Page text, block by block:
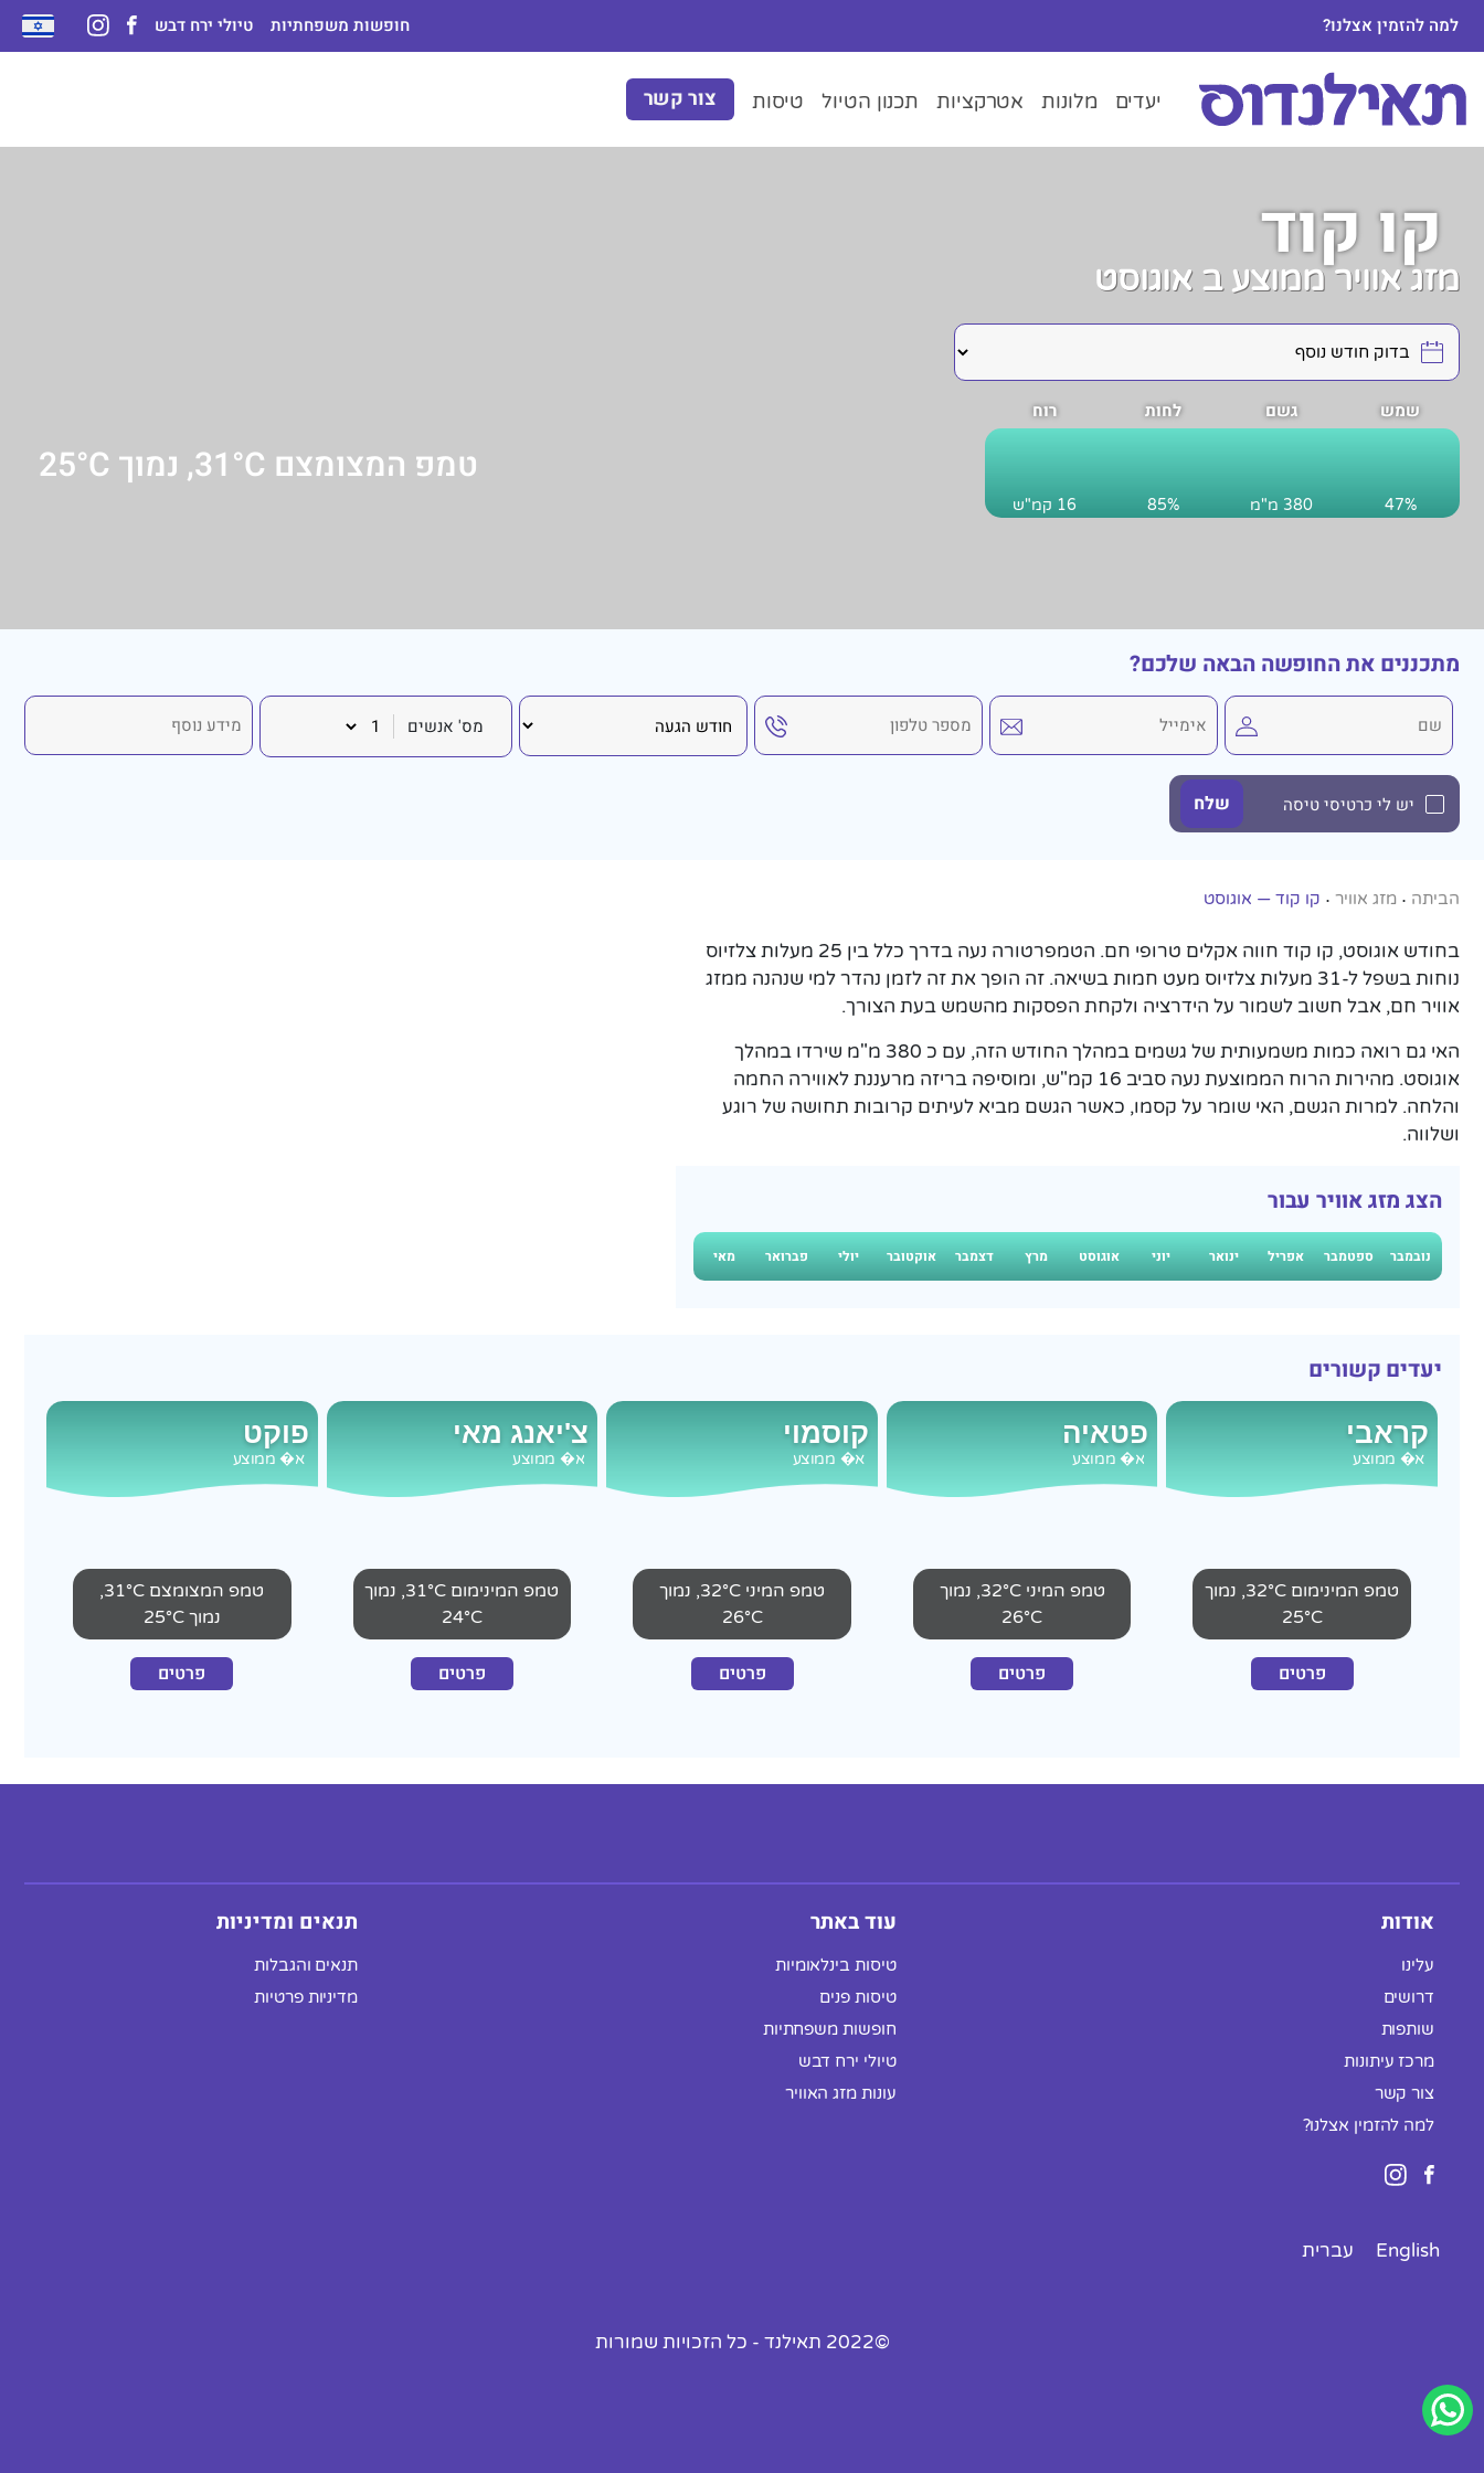
למה להזמין אצלנו? חופשות משפחתיות טיולי ירח דבש
יעדים מלונות אטרקציות תכנון הטיול טיסות צור קשר
טמפ המצומצם 31°C, נמוך 25°C
קו קוד
מזג אוויר ממוצע ב אוגוסט
שמש
47%
גשם
380 מ"מ
לחות
85%
רוח
16 קמ"ש
מתכננים את החופשה הבאה שלכם?
מס' אנשים
יש לי כרטיסי טיסה
הביתה • מזג אוויר • קו קוד — אוגוסט
בחודש אוגוסט, קו קוד חווה אקלים טרופי חם. הטמפרטורה נעה בדרך כלל בין 25 מעלות צלזיוס
נוחות בשפל ל-31 מעלות צלזיוס מעט חמות בשיאה. זה הופך את זה לזמן נהדר למי שנהנה ממזג
אוויר חם, אבל חשוב לשמור על הידרציה ולקחת הפסקות מהשמש בעת הצורך.
האי גם רואה כמות משמעותית של גשמים במהלך החודש הזה, עם כ 380 מ"מ שירדו במהלך
אוגוסט. מהירות הרוח הממוצעת נעה סביב 16 קמ"ש, ומוסיפה בריזה מרעננת לאווירה החמה
והלחה. למרות הגשם, האי שומר על קסמו, כאשר הגשם מביא לעיתים קרובות תחושה של רוגע
ושלווה.
הצג מזג אוויר עבור
נובמבר ספטמבר אפריל ינואר יוני אוגוסט מרץ דצמבר אוקטובר יולי פברואר מאי
יעדים קשורים
קראבי
א� ממוצע
טמפ המינימום 32°C, נמוך
25°C
פרטים
פטאיה
א� ממוצע
טמפ המיני 32°C, נמוך
26°C
פרטים
קוסמוי
א� ממוצע
טמפ המיני 32°C, נמוך
26°C
פרטים
צ'יאנג מאי
א� ממוצע
טמפ המינימום 31°C, נמוך
24°C
פרטים
פוקט
א� ממוצע
טמפ המצומצם 31°C,
נמוך 25°C
פרטים
אודות
עלינו
דרושים
שותפות
מרכז עיתונות
צור קשר
למה להזמין אצלנו?
עוד באתר
טיסות בינלאומיות
טיסות פנים
חופשות משפחתיות
טיולי ירח דבש
עונות מזג האוויר
תנאים ומדיניות
תנאים והגבלות
מדיניות פרטיות
English עברית
©2022 תאילנד - כל הזכויות שמורות